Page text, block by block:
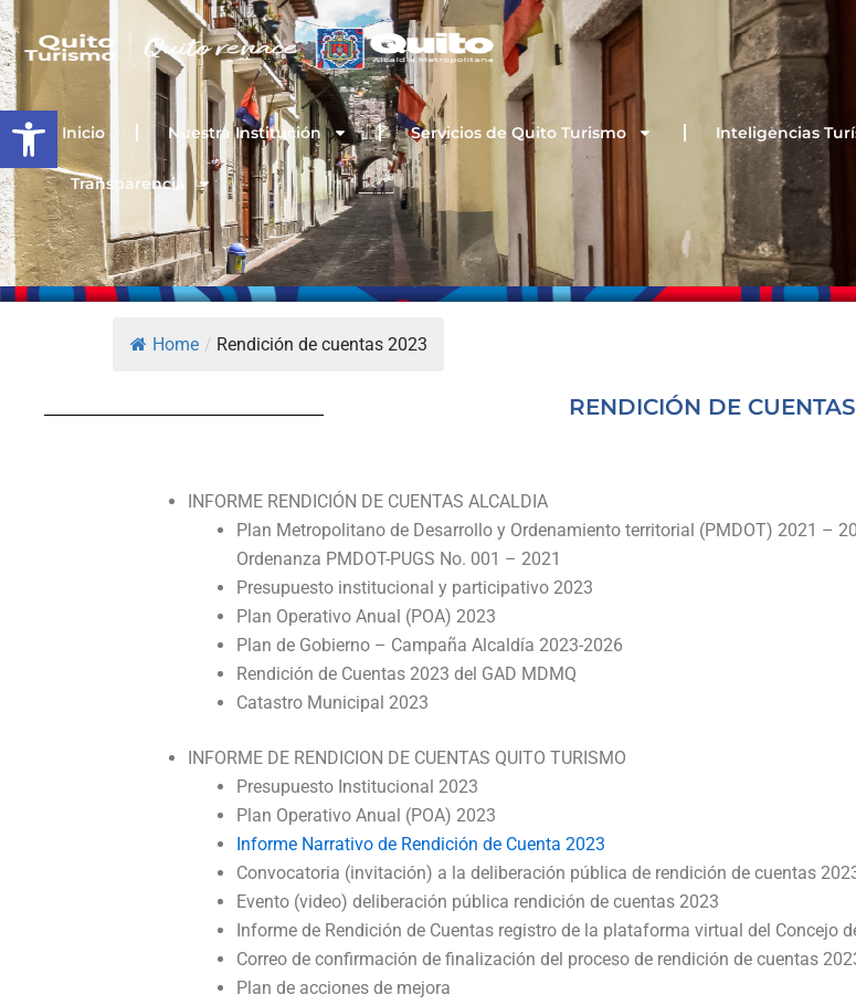
Open toolbar
Ir
al
contenido
Inicio Nuestra Institución Servicios de Quito Turismo Inteligencias
Transparencia
Home / Rendición de cuentas 2023
RENDICIÓN DE
INFORME RENDICIÓN DE CUENTAS ALCALDIA
Plan Metropolitano de Desarrollo y Ordenamiento territorial (PMDOT) 2021 –
Ordenanza PMDOT-PUGS No. 001 – 2021
Presupuesto institucional y participativo 2023
Plan Operativo Anual (POA) 2023
Plan de Gobierno – Campaña Alcaldía 2023-2026
Rendición de Cuentas 2023 del GAD MDMQ
Catastro Municipal 2023
INFORME DE RENDICION DE CUENTAS QUITO TURISMO
Presupuesto Institucional 2023
Plan Operativo Anual (POA) 2023
Informe Narrativo de Rendición de Cuenta 2023
Convocatoria (invitación) a la deliberación pública de rendición de cuentas
Evento (video) deliberación pública rendición de cuentas 2023
Informe de Rendición de Cuentas registro de la plataforma virtual del Concejo
Correo de confirmación de finalización del proceso de rendición de cuentas
Plan de acciones de mejora